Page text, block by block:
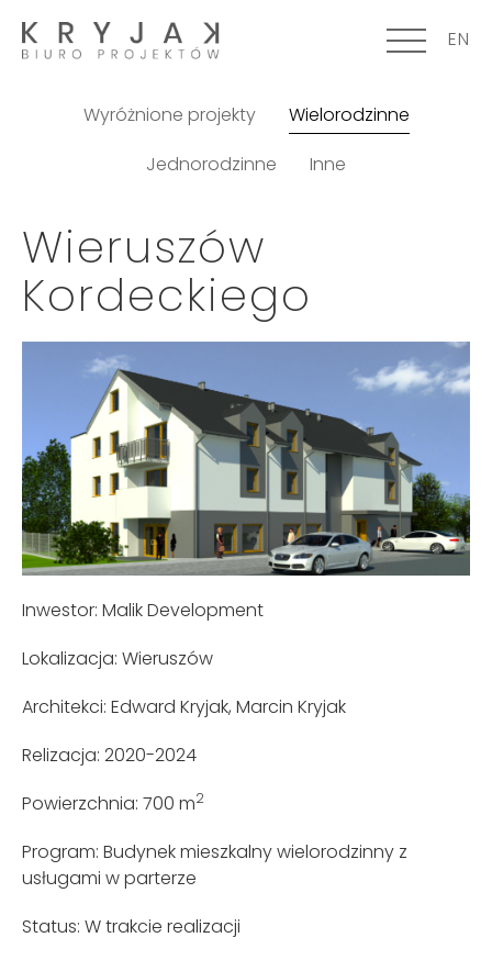
EN
Wyróżnione projekty
Wielorodzinne
Jednorodzinne
Inne
Wieruszów
Kordeckiego
Inwestor: Malik Development
Lokalizacja: Wieruszów
Architekci: Edward Kryjak, Marcin Kryjak
Relizacja: 2020-2024
Powierzchnia: 700 m2
Program: Budynek mieszkalny wielorodzinny z
usługami w parterze
Status: W trakcie realizacji